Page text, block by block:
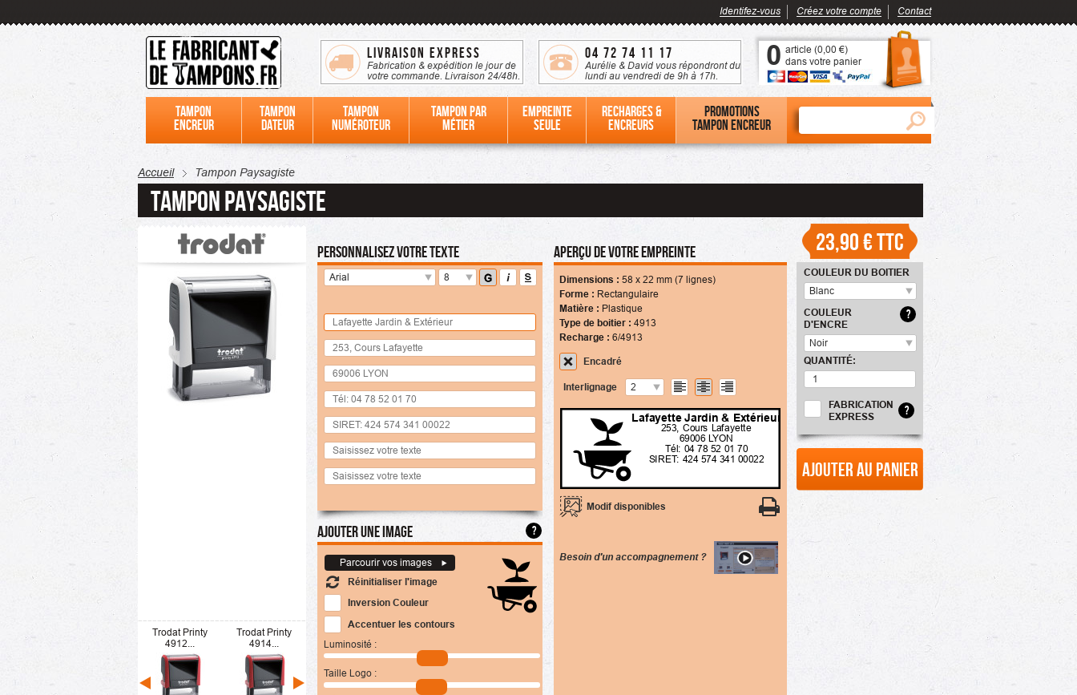
Identifez-vous Créez votre compte Contact
Livraison Express
Fabrication & expédition le jour de
votre commande. Livraison 24/48h.
04 72 74 11 17
Aurélie & David vous répondront du
lundi au vendredi de 9h à 17h.
0 article (0,00 €)
dans votre panier
Tampon
encreur
Tampon
dateur
Tampon
numéroteur
Tampon par
métier
Empreinte
seule
Recharges &
Encreurs
Promotions
tampon encreur
Accueil Tampon Paysagiste
Tampon Paysagiste
Trodat Printy
4912...
Trodat Printy
4914...
Personnalisez votre texte
Arial 8
Ajouter une image ?
Parcourir vos images
Réinitialiser l'image
Inversion Couleur
Accentuer les contours
Luminosité :
Taille Logo :
Aperçu de votre empreinte
Dimensions : 58 x 22 mm (7 lignes)
Forme : Rectangulaire
Matière : Plastique
Type de boitier : 4913
Recharge : 6/4913
Encadré
Interlignage 2
Lafayette Jardin & Extérieur
253, Cours Lafayette
69006 LYON
Tél: 04 78 52 01 70
SIRET: 424 574 341 00022
Modif disponibles
Besoin d'un accompagnement ?
23,90 €TTC
COULEUR DU BOITIER
Blanc
COULEUR
D'ENCRE
?
Noir
QUANTITÉ:
Ajouter au panier
FABRICATION
EXPRESS
?